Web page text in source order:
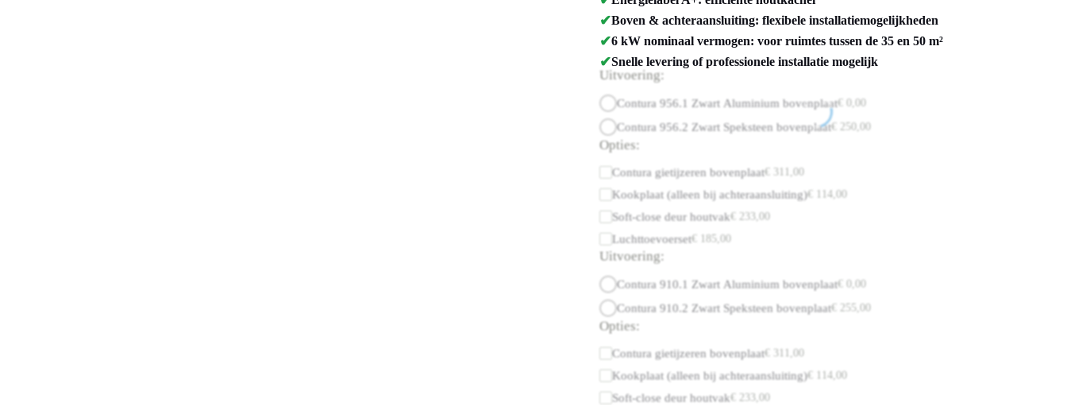
✔Boven & achteraansluiting: flexibele installatiemogelijkheden
✔6 kW nominaal vermogen: voor ruimtes tussen de 35 en 50 m²
✔Snelle levering of professionele installatie mogelijk
Uitvoering:
Contura 956.1 Zwart Aluminium bovenplaat€ 0,00
Contura 956.2 Zwart Speksteen bovenplaat€ 250,00
Opties:
Contura gietijzeren bovenplaat€ 311,00
Kookplaat (alleen bij achteraansluiting)€ 114,00
Soft-close deur houtvak€ 233,00
Luchttoevoerset€ 185,00
Uitvoering:
Contura 910.1 Zwart Aluminium bovenplaat€ 0,00
Contura 910.2 Zwart Speksteen bovenplaat€ 255,00
Opties:
Contura gietijzeren bovenplaat€ 311,00
Kookplaat (alleen bij achteraansluiting)€ 114,00
Soft-close deur houtvak€ 233,00